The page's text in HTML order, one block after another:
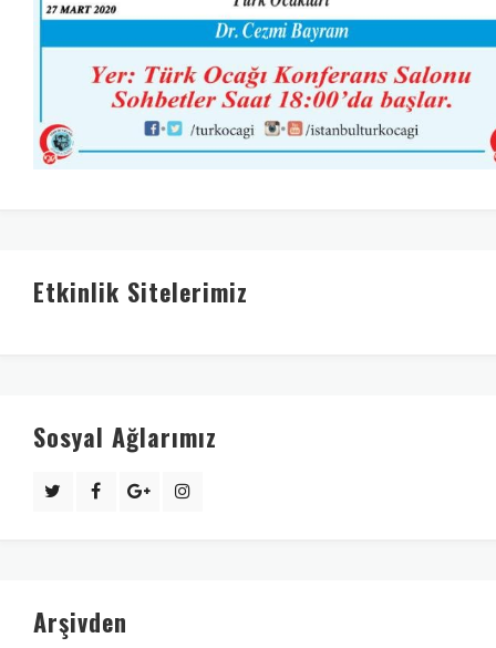
Etkinlik Sitelerimiz
Sosyal Ağlarımız
Arşivden